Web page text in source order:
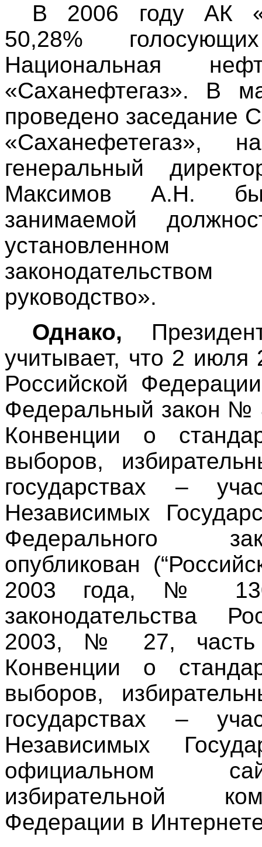
В 2006 году АК
50,28% голосующих
Национальная
«Саханефтегаз». В
проведено заседание
«Саханефетегаз»,
генеральный
Максимов А.Н.
занимаемой
руководство».
Однако,
учитывает, что 2 июля
Российской
Федеральный закон №
Конвенции о
выборов,
государствах –
Независимых
Федерального
опубликован
2003 года, № 130
законодательства
2003, № 27, часть
Конвенции о
выборов,
государствах –
Независимых
официальном
избирательной
Федерации в